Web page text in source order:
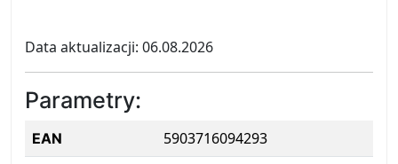
Data aktualizacji: 06.08.2026
Parametry:
EAN 5903716094293